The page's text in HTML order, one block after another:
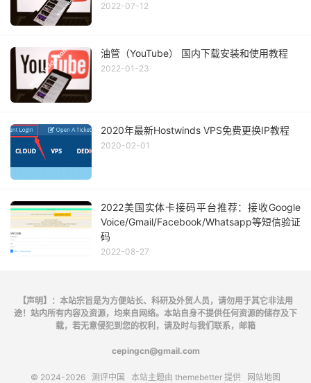
2022-07-12
油管（YouTube） 国内下载安装和使用教程
2022-01-23
2020年最新Hostwinds VPS免费更换IP教程
2020-02-01
2022美国实体卡接码平台推荐：接收Google
Voice/Gmail/Facebook/Whatsapp等短信验证
码
2022-08-27
【声明】：本站宗旨是为方便站长、科研及外贸人员，请勿用于其它非法用
途！站内所有内容及资源，均来自网络。本站自身不提供任何资源的储存及下
载，若无意侵犯到您的权利，请及时与我们联系，邮箱
cepingcn@gmail.com
© 2024-2026 测评中国 本站主题由 themebetter 提供 网站地图